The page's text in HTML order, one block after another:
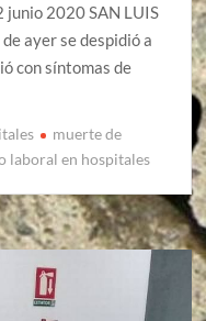
junio 2020 SAN LUIS
ayer se despidió a
con síntomas de
muerte de
laboral en hospitales